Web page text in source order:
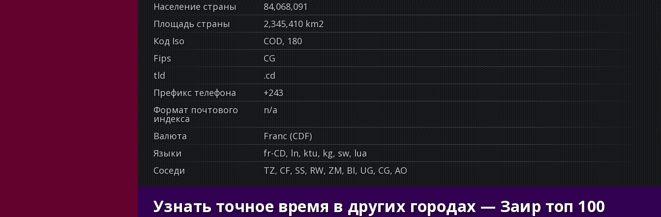
Население страны
84,068,091
Площадь страны
2,345,410 km2
Код Iso
COD, 180
Fips
CG
tld
.cd
Префикс телефона
+243
Формат почтового
индекса
n/a
Валюта
Franc (CDF)
Языки
fr-CD, ln, ktu, kg, sw, lua
Соседи
TZ, CF, SS, RW, ZM, BI, UG, CG, AO
Узнать точное время в других городах — Заир топ 100